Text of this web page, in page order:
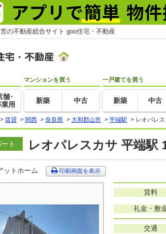
の不動産総合サイト goo住宅・不動産
舗･
用
マンションを買う
新築 中古
一戸建てを買う
新築 中古
> 賃貸 > 関西 > 奈良県 > 大和郡山市 > 平端駅 > レオパレ
ト レオパレスカサ 平端駅
ットホーム 印刷画面を表示
賃料
礼金・敷
交通